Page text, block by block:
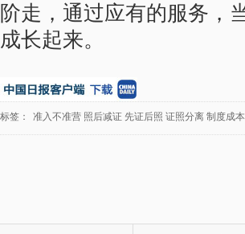
阶走，通过应有的服务，
成长起来。
标签： 准入不准营 照后减证 先证后照 证照分离 制度成本